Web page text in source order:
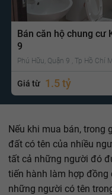
Bán căn hộ chung cư
9
Phú Hữu, Quận 9 , Tp Hồ Chí
Giá từ 1.5 tỷ
Nếu khi mua bán, trong
đất có tên của nhiều
tất cả những người đó
tiến hành làm hợp đồng
những người có tên